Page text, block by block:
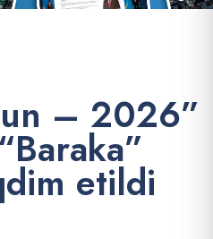
un – 2026”
“Baraka”
dim etildi